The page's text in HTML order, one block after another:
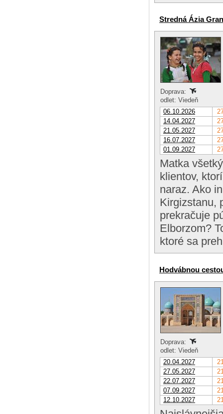
Stredná Ázia
Doprava:
odlet: Viedeň
06.10.2026
14.04.2027
21.05.2027
16.07.2027
01.09.2027
Matka
klientov,
naraz. Ako
Kirgizstanu,
prekračuje
Elborzom?
ktoré sa
Hodvábnou
Doprava:
odlet: Viedeň
20.04.2027
27.05.2027
22.07.2027
07.09.2027
12.10.2027